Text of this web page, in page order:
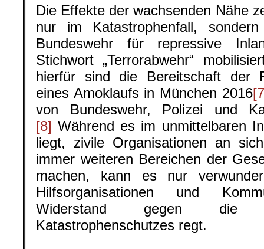
Die Effekte der wachsenden Nähe
nur im Katastrophenfall,
Bundeswehr für repressive
Stichwort „Terrorabwehr“
hierfür sind die Bereitschaft der
eines Amoklaufs in München 2016
von Bundeswehr, Polizei und
[8]Während es im unmittelbaren
liegt, zivile Organisationen an
immer weiteren Bereichen der
machen, kann es nur
Hilfsorganisationen und
Widerstand gegen die
Katastrophenschutzes regt.